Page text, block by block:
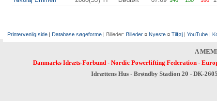
Printervenlig side | Database søgeforme | Billeder: Billeder ¤ Nyeste ¤ Tilføj | YouTube |
A
Danmarks Idræts-Forbund- Nordic Powerlifting Federation-
Idrættens Hus - Brøndby Stadion 20 - DK-